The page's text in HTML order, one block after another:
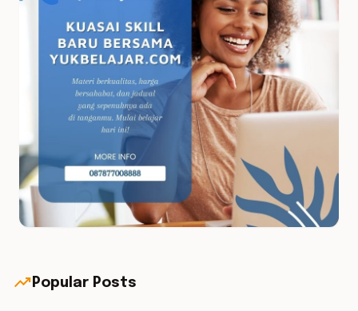
trending_up Popular Posts